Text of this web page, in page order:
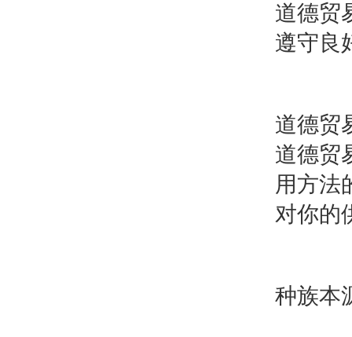
道德贸
遵守良
道德
道德贸
用方法
对你的
种族本